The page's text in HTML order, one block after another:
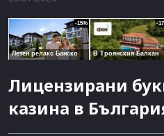
Лицензирани
казина в